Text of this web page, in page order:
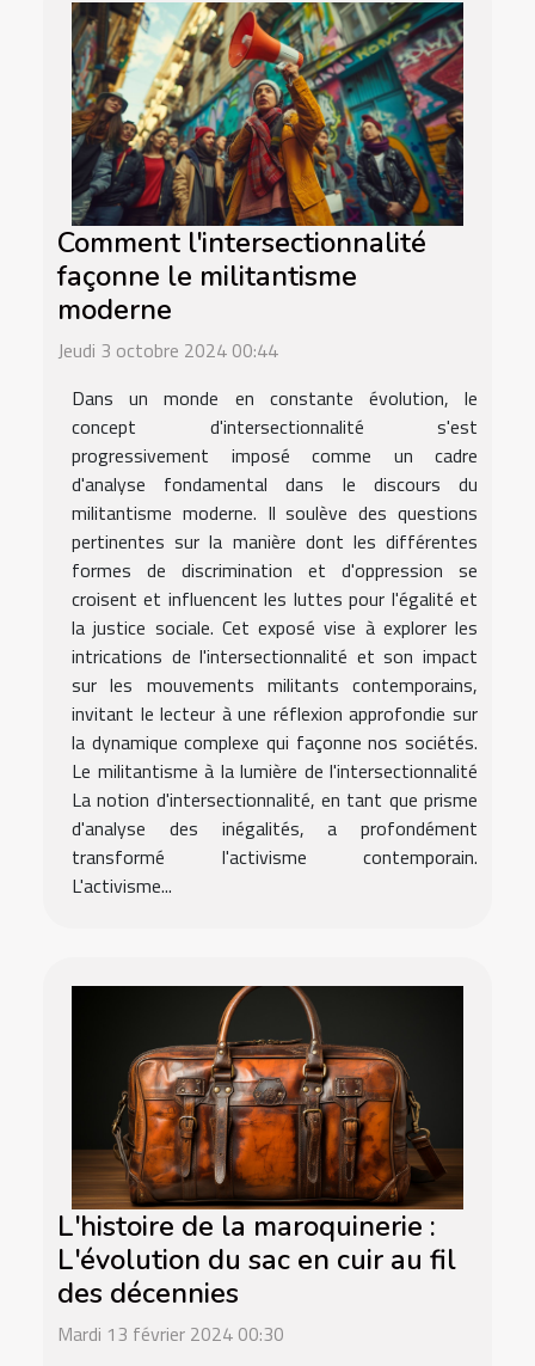
Comment l'intersectionnalité
façonne le militantisme
moderne
Jeudi 3 octobre 2024 00:44
Dans un monde en constante évolution, le
concept d'intersectionnalité s'est
progressivement imposé comme un cadre
d'analyse fondamental dans le discours du
militantisme moderne. Il soulève des questions
pertinentes sur la manière dont les différentes
formes de discrimination et d'oppression se
croisent et influencent les luttes pour l'égalité et
la justice sociale. Cet exposé vise à explorer les
intrications de l'intersectionnalité et son impact
sur les mouvements militants contemporains,
invitant le lecteur à une réflexion approfondie sur
la dynamique complexe qui façonne nos sociétés.
Le militantisme à la lumière de l'intersectionnalité
La notion d'intersectionnalité, en tant que prisme
d'analyse des inégalités, a profondément
transformé l'activisme contemporain.
L'activisme...
L'histoire de la maroquinerie :
L'évolution du sac en cuir au fil
des décennies
Mardi 13 février 2024 00:30